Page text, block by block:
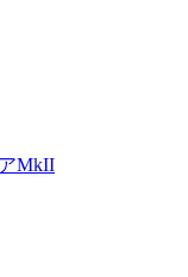
MkII